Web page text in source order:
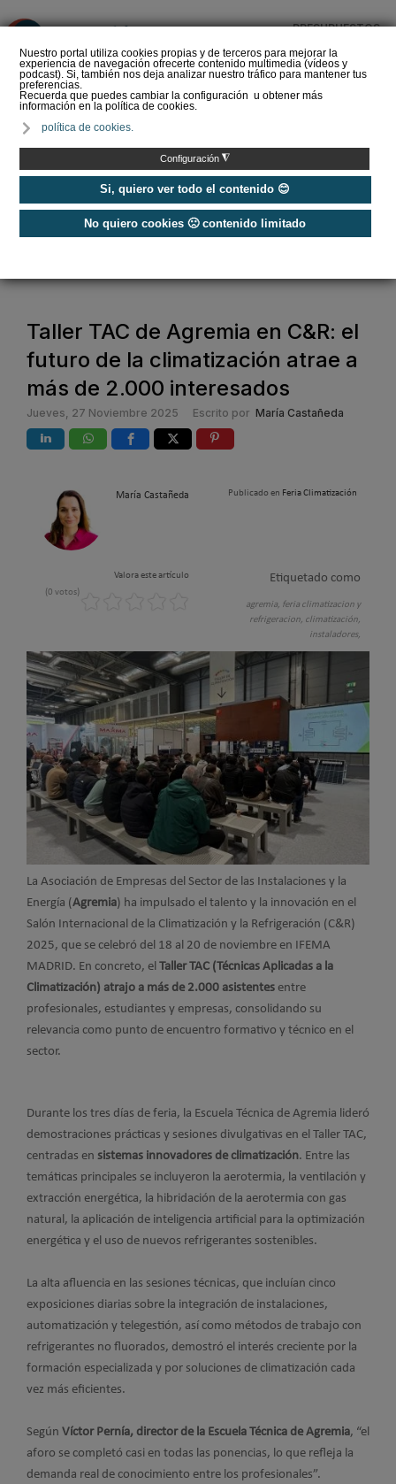
Nuestro portal utiliza cookies propias y de terceros para mejorar la
experiencia de navegación ofrecerte contenido multimedia (vídeos y
podcast). Si, también nos deja analizar nuestro tráfico para mantener tus
preferencias.
Recuerda que puedes cambiar la configuración u obtener más
información en la política de cookies.
política de cookies.
Configuración ◮
Si, quiero ver todo el contenido 😊
No quiero cookies 🙁 contenido limitado
PRESUPUESTOS
cohesión social y
construcción sos…
Ferias / Feria C&R
/
Taller TAC de Agremia en C&R: el
futuro de la climatización atrae a
más de 2.000 interesados
Jueves, 27 Noviembre 2025 Escrito por María Castañeda
María Castañeda Publicado en Feria Climatización
Valora este artículo
(0 votos)
Etiquetado como
agremia, feria climatizacion y
refrigeracion, climatización,
instaladores,
La Asociación de Empresas del Sector de las Instalaciones y la
Energía (Agremia) ha impulsado el talento y la innovación en el
Salón Internacional de la Climatización y la Refrigeración (C&R)
2025, que se celebró del 18 al 20 de noviembre en IFEMA
MADRID. En concreto, el Taller TAC (Técnicas Aplicadas a la
Climatización) atrajo a más de 2.000 asistentes entre
profesionales, estudiantes y empresas, consolidando su
relevancia como punto de encuentro formativo y técnico en el
sector.
Durante los tres días de feria, la Escuela Técnica de Agremia lideró
demostraciones prácticas y sesiones divulgativas en el Taller TAC,
centradas en sistemas innovadores de climatización. Entre las
temáticas principales se incluyeron la aerotermia, la ventilación y
extracción energética, la hibridación de la aerotermia con gas
natural, la aplicación de inteligencia artificial para la optimización
energética y el uso de nuevos refrigerantes sostenibles.
La alta afluencia en las sesiones técnicas, que incluían cinco
exposiciones diarias sobre la integración de instalaciones,
automatización y telegestión, así como métodos de trabajo con
refrigerantes no fluorados, demostró el interés creciente por la
formación especializada y por soluciones de climatización cada
vez más eficientes.
Según Víctor Pernía, director de la Escuela Técnica de Agremia, “el
aforo se completó casi en todas las ponencias, lo que refleja la
demanda real de conocimiento entre los profesionales”.